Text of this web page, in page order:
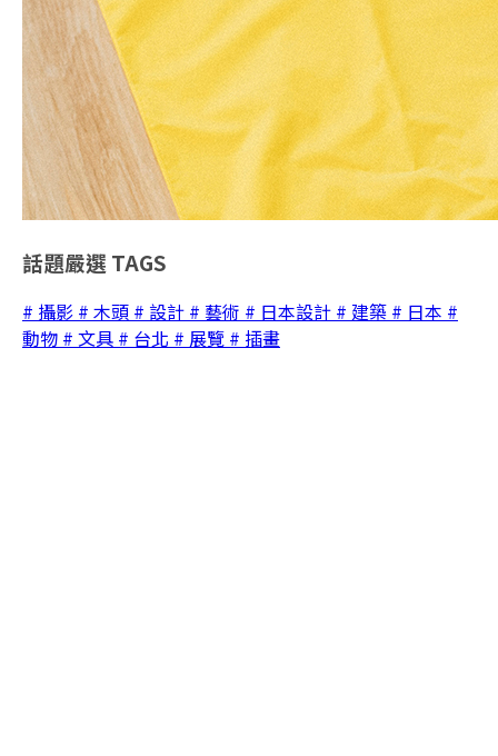
話題嚴選 TAGS
# 攝影 # 木頭 # 設計 # 藝術 # 日本設計 # 建築 # 日本 #
動物 # 文具 # 台北 # 展覽 # 插畫